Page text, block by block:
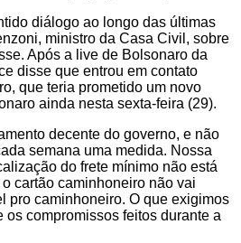
diálogo ao longo das últimas
ministro da Casa Civil, sobre
Após a live de Bolsonaro da
disse que entrou em contato
que teria prometido um novo
ainda nesta sexta-feira (29).
decente do governo, e não
semana uma medida. Nossa
do frete mínimo não está
cartão caminhoneiro não vai
pro caminhoneiro. O que exigimos
os compromissos feitos durante a